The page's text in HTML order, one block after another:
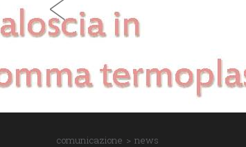
comunicazione > news